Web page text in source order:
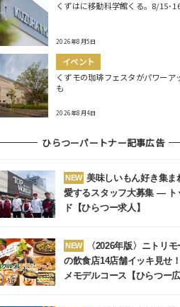
くずはに移動科学館くる。8/15･
2026年8月5日
イベント
くずモの珈琲フェスタがパワーア
も
2026年8月4日
ひらつーパートナー記事広告
NEW 美味しいもん好き集ま
愛するスタッフ大募集 ― ト
ド【ひらつー求人】
NEW
〈2026年版〉ニトリ
の飲食店14店舗イッキ見せ
メモデルコース【ひらつー広